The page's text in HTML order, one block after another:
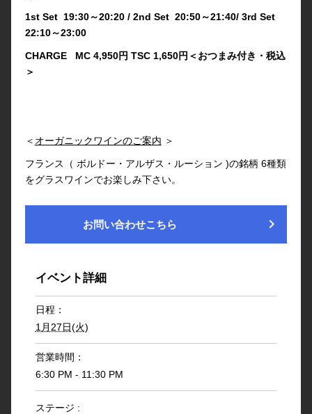
1st Set 19:30～20:20 / 2nd Set 20:50～21:40/ 3rd Set
22:10～23:00
CHARGE MC 4,950円 TSC 1,650円＜おつまみ付き・税込
＞
＜ オーガニックワインのご案内 ＞
フランス（ ボルドー・アルザス・ルーション )の銘柄 6種類
をグラスワインでお楽しみ下さい。
お問い合わせこちら chevron_right
イベント詳細
日程：
1月27日(火)
営業時間：
6:30 PM - 11:30 PM
ステージ :